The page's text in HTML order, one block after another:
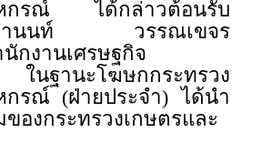
หกรณ์ ได้กล่าวต้อนรับ
ทานนท์ วรรณเขจร
กงานเศรษฐกิจ
นฐานะโฆษกกระทรวง
กรณ์ (ฝ่ายประจำ) ได้นำ
องกระทรวงเกษตรและ